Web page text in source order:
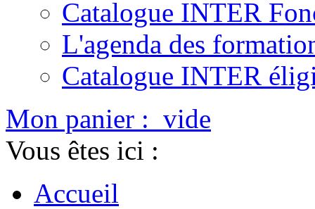
Catalogue INTER
L'agenda des
Catalogue INTER
Mon panier : vide
Vous êtes ici :
Accueil